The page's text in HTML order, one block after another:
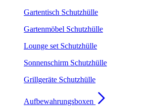
Gartentisch Schutzhülle
Gartenmöbel Schutzhülle
Lounge set Schutzhülle
Sonnenschirm Schutzhülle
Grillgeräte Schutzhülle
Aufbewahrungsboxen